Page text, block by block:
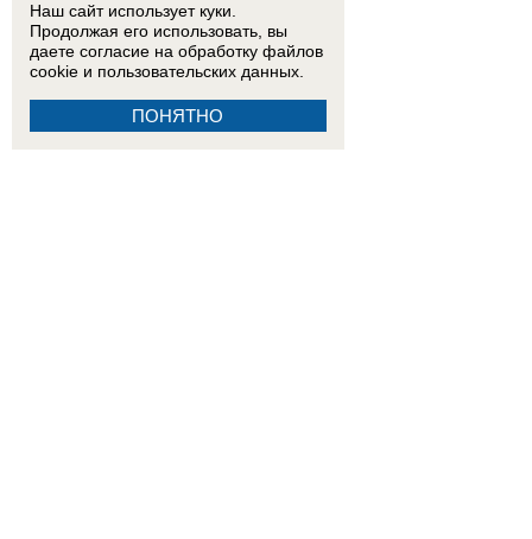
Наш сайт использует куки.
Продолжая его использовать, вы
даете согласие на обработку файлов
cookie и пользовательских данных.
ПОНЯТНО